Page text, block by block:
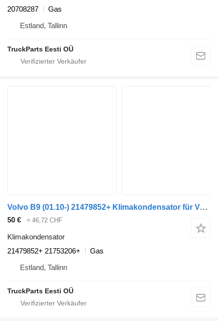
20708287
Gas
Estland, Tallinn
TruckParts Eesti OÜ
Volvo B9 (01.10-) 21479852+ Klimakondensator für Volvo B6, B7, B9, B10, B12 bus (1978-2011)
50 € ≈ 46,72 CHF
Klimakondensator
21479852+ 21753206+
Gas
Estland, Tallinn
TruckParts Eesti OÜ